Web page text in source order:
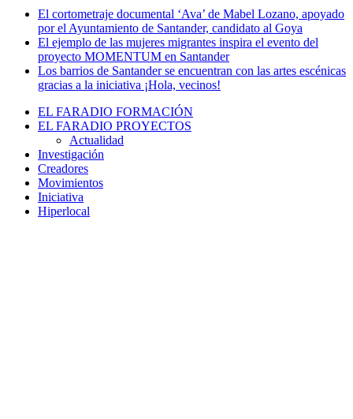
El cortometraje documental ‘Ava’ de Mabel Lozano, apoyado
por el Ayuntamiento de Santander, candidato al Goya
El ejemplo de las mujeres migrantes inspira el evento del
proyecto MOMENTUM en Santander
Los barrios de Santander se encuentran con las artes escénicas
gracias a la iniciativa ¡Hola, vecinos!
EL FARADIO FORMACIÓN
EL FARADIO PROYECTOS
Actualidad
Investigación
Creadores
Movimientos
Iniciativa
Hiperlocal